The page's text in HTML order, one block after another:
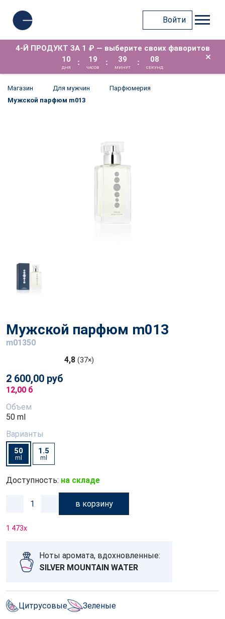
Войти
4-Й ПРОДУКТ ЗА 1 ₽ — выберите своих фаворитов
10
ДНЯ
: 19
ЧАСОВ
: 39
МИНУТ
: 08
СЕКУНД
×
Магазин Для мужчин
Парфюмерия
Мужской парфюм m013
Мужской парфюм m013
m01350
4,8 (37×)
2 600,00 руб
12,00 б
Объем
50 ml
Варианты
50
ml
1.5
ml
Доступность: на складе
в корзину
1 473x
Ноты аромата, вдохновленные:
SILVER MOUNTAIN WATER
Цитрусовые Зеленые